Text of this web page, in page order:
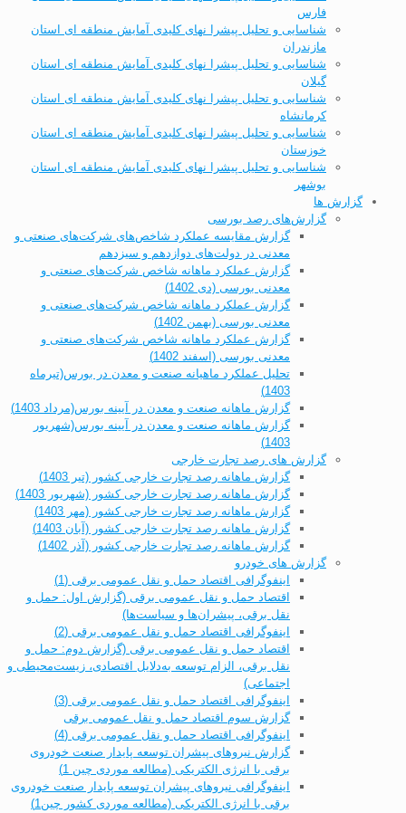
فارس
شناسایی و تحلیل پیشرا نهای کلیدی آمایش منطقه ای استان
مازندران
شناسایی و تحلیل پیشرا نهای کلیدی آمایش منطقه ای استان
گیلان
شناسایی و تحلیل پیشرا نهای کلیدی آمایش منطقه ای استان
کرمانشاه
شناسایی و تحلیل پیشرا نهای کلیدی آمایش منطقه ای استان
خوزستان
شناسایی و تحلیل پیشرا نهای کلیدی آمایش منطقه ای استان
بوشهر
گزارش ها
گزارش‌های رصد بورسی
گزارش مقایسه عملکرد شاخص‌های شرکت‌های صنعتی و
معدنی در دولت‌های دوازدهم و سیزدهم
گزارش عملکرد ماهانه شاخص شرکت‌های صنعتی و
معدنی بورسی (دی 1402)
گزارش عملکرد ماهانه شاخص شرکت‌های صنعتی و
معدنی بورسی (بهمن 1402)
گزارش عملکرد ماهانه شاخص شرکت‌های صنعتی و
معدنی بورسی (اسفند 1402)
تحلیل عملکرد ماهیانه صنعت و معدن در بورس(تیرماه
1403)
گزارش ماهانه صنعت و معدن در آیینه بورس(مرداد 1403)
گزارش ماهانه صنعت و معدن در آیینه بورس(شهریور
1403)
گزارش های رصد تجارت خارجی
گزارش ماهانه رصد تجارت خارجی کشور (تیر 1403)
گزارش ماهانه رصد تجارت خارجی کشور (شهریور 1403)
گزارش ماهانه رصد تجارت خارجی کشور (مهر 1403)
گزارش ماهانه رصد تجارت خارجی کشور (آبان 1403)
گزارش ماهانه رصد تجارت خارجی کشور (آذر 1402)
گزارش های خودرو
اینفوگرافی اقتصاد حمل و نقل عمومی برقی (1)
اقتصاد حمل و نقل عمومی برقی (گزارش اول: حمل و
نقل برقی، پیشران‌ها و سیاست‌ها)
اینفوگرافی اقتصاد حمل و نقل عمومی برقی (2)
اقتصاد حمل و نقل عمومی برقی (گزارش دوم: حمل و
نقل برقی، الزام توسعه به‌دلایل اقتصادی، زیست‌محیطی و
اجتماعی)
اینفوگرافی اقتصاد حمل و نقل عمومی برقی (3)
گزارش سوم اقتصاد حمل و نقل عمومی برقی
اینفوگرافی اقتصاد حمل و نقل عمومی برقی (4)
گزارش نیروهای پیشران توسعه پایدار صنعت خودروی
برقی با انرژی الکتریکی (مطالعه موردی چین 1)
اینفوگرافی نیروهای پیشران توسعه پایدار صنعت خودروی
برقی با انرژی الکتریکی (مطالعه موردی کشور چین1)